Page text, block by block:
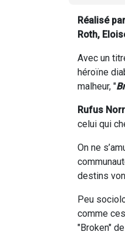
Réalisé
Roth,
Avec un
héroïne
malheur, "
Rufus
celui qui
On ne
destins
Peu
comme
"Broken"